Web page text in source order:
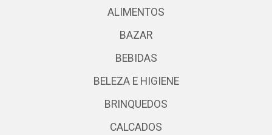
ALIMENTOS
BAZAR
BEBIDAS
BELEZA E HIGIENE
BRINQUEDOS
CALCADOS